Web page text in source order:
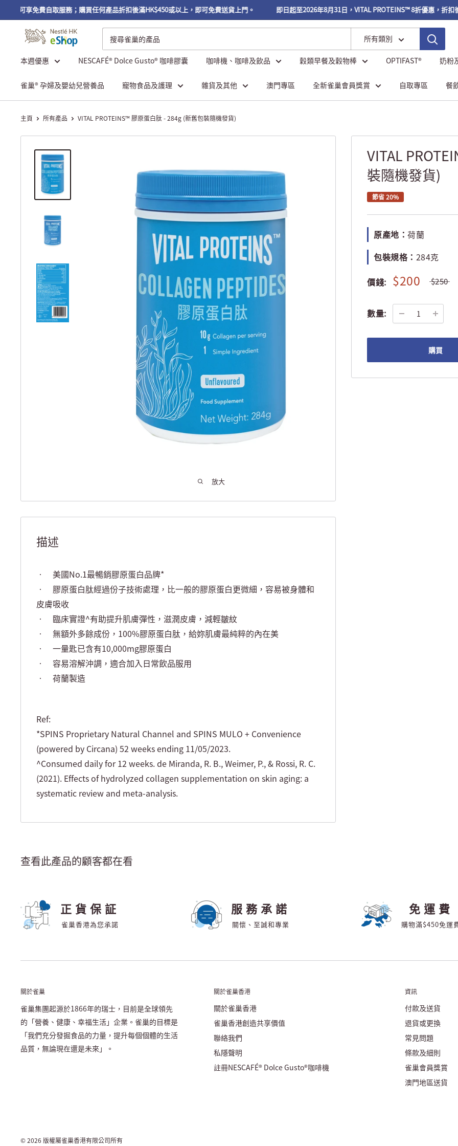
，可享免費自取服務；購買任何產品折扣後滿HK$450或以上，即可免費送貨上門。 即日起至2026年8月31日，VITAL PROTEINS™ 8折優惠，折扣
所有類別
本週優惠 NESCAFÉ® Dolce Gusto® 咖啡膠囊 咖啡機、咖啡及飲品 穀類早餐及穀物棒 OPTIFAST® 奶粉
雀巢® 孕婦及嬰幼兒營養品 寵物食品及護理 雜貨及其他 澳門專區 全新雀巢會員獎賞 自取專區 餐
主頁 所有產品 VITAL PROTEINS™ 膠原蛋白肽 - 284g (新舊包裝隨機發貨)
放大
VITAL
裝隨機發貨)
節省 20%
原產地： 荷蘭
包裝規格： 284克
價錢: $200 $250
數量:
購買
描述
• 美國No.1最暢銷膠原蛋白品牌*
• 膠原蛋白肽經過份子技術處理，比一般的膠原蛋白更微細，容易被身體和
皮膚吸收
• 臨床實證^有助提升肌膚彈性，滋潤皮膚，減輕皺紋
• 無額外多餘成份，100%膠原蛋白肽，給妳肌膚最純粹的內在美
• 一量匙已含有10,000mg膠原蛋白
• 容易溶解沖調，適合加入日常飲品服用
• 荷蘭製造
Ref:
*SPINS Proprietary Natural Channel and SPINS MULO + Convenience
(powered by Circana) 52 weeks ending 11/05/2023.
^Consumed daily for 12 weeks. de Miranda, R. B., Weimer, P., & Rossi, R. C.
(2021). Effects of hydrolyzed collagen supplementation on skin aging: a
systematic review and meta-analysis.
查看此產品的顧客都在看
正貨保証
雀巢香港為您承諾
服務承諾
關懷、至誠和專業
免運費
購物滿$450免運
關於雀巢
雀巢集團起源於1866年的瑞士，目前是全球領先
的「營養、健康、幸福生活」企業。雀巢的目標是
「我們充分發掘食品的力量，提升每個個體的生活
品質，無論現在還是未來」。
關於雀巢香港
關於雀巢香港
雀巢香港創造共享價值
聯絡我們
私隱聲明
註冊NESCAFÉ® Dolce Gusto®咖啡機
資訊
付款及送貨
退貨或更換
常見問題
條款及細則
雀巢會員獎賞
澳門地區送貨
© 2026 版權屬雀巢香港有限公司所有